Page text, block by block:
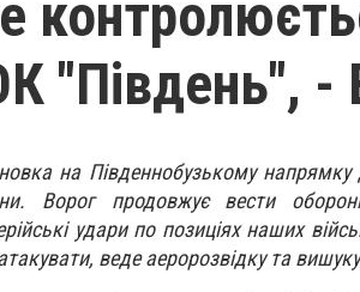
"Південь", -
на Південнобузькому
Ворог продовжує вести
удари по позиціях наших
веде аеророзвідку та